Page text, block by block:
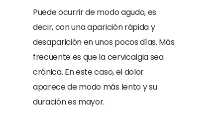
Puede ocurrir de modo agudo, es
decir, con una aparición rápida y
desaparición en unos pocos días. Más
frecuente es que la cervicalgia sea
crónica. En este caso, el dolor
aparece de modo más lento y su
duración es mayor.